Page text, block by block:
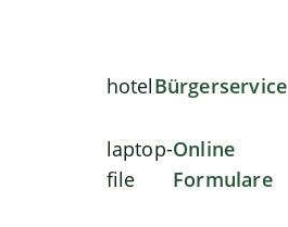
hotelBürgerservice
laptop-
file
Online
Formulare